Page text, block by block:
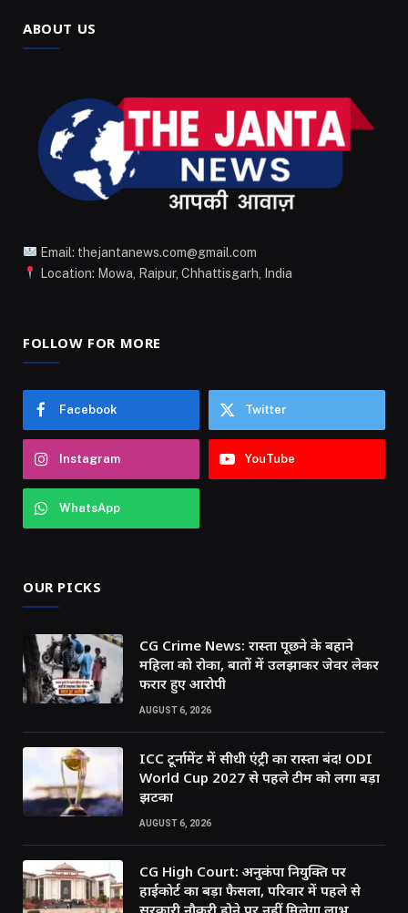
ABOUT US
Email: thejantanews.com@gmail.com
Location: Mowa, Raipur, Chhattisgarh, India
FOLLOW FOR MORE
Facebook Twitter
Instagram YouTube
WhatsApp
OUR PICKS
CG Crime News: रास्ता पूछने के बहाने
महिला को रोका, बातों में उलझाकर जेवर लेकर
फरार हुए आरोपी
AUGUST 6, 2026
ICC टूर्नामेंट में सीधी एंट्री का रास्ता बंद! ODI
World Cup 2027 से पहले टीम को लगा बड़ा
झटका
AUGUST 6, 2026
CG High Court: अनुकंपा नियुक्ति पर
हाईकोर्ट का बड़ा फैसला, परिवार में पहले से
सरकारी नौकरी होने पर नहीं मिलेगा लाभ